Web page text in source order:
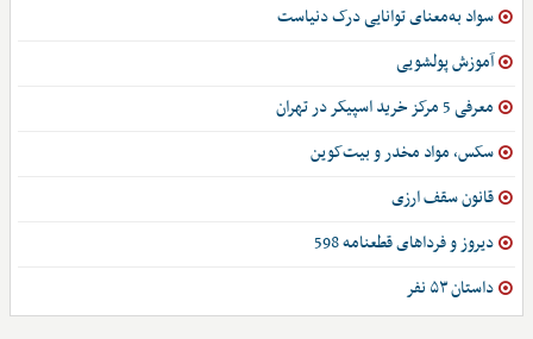
سواد به‌معنای توانایی درک دنیاست
آموزش پولشویی
معرفی 5 مرکز خرید اسپیکر در تهران
سکس، مواد مخدر و بیت‌کوین
قانون سقف ارزی
دیروز و فرداهای قطعنامه 598
داستان ۵۳ نفر